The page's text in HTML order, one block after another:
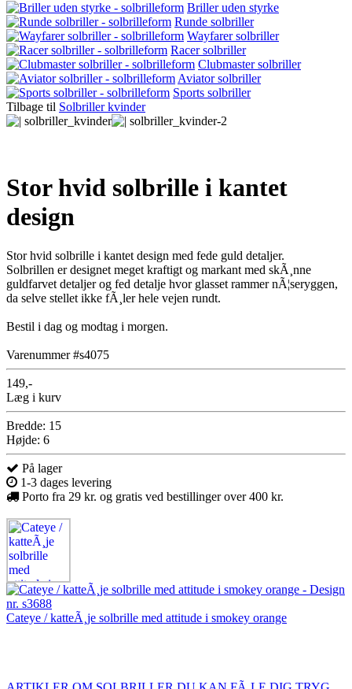
Briller uden styrke
Runde solbriller
Wayfarer solbriller
Racer solbriller
Clubmaster solbriller
Aviator solbriller
Sports solbriller
Tilbage til Solbriller kvinder
Stor hvid solbrille i kantet
design
Stor hvid solbrille i kantet design med fede guld detaljer.
Solbrillen er designet meget kraftigt og markant med skÃ¸nne
guldfarvet detaljer og fed detalje hvor glasset rammer nÃ¦seryggen,
da selve stellet ikke fÃ¸ler hele vejen rundt.
Bestil i dag og modtag i morgen.
Varenummer #s4075
149,-
Læg i kurv
Bredde: 15
Højde: 6
På lager
1-3 dages levering
Porto fra 29 kr. og gratis ved bestillinger over 400 kr.
Cateye / katteÃ¸je solbrille med attitude i smokey orange